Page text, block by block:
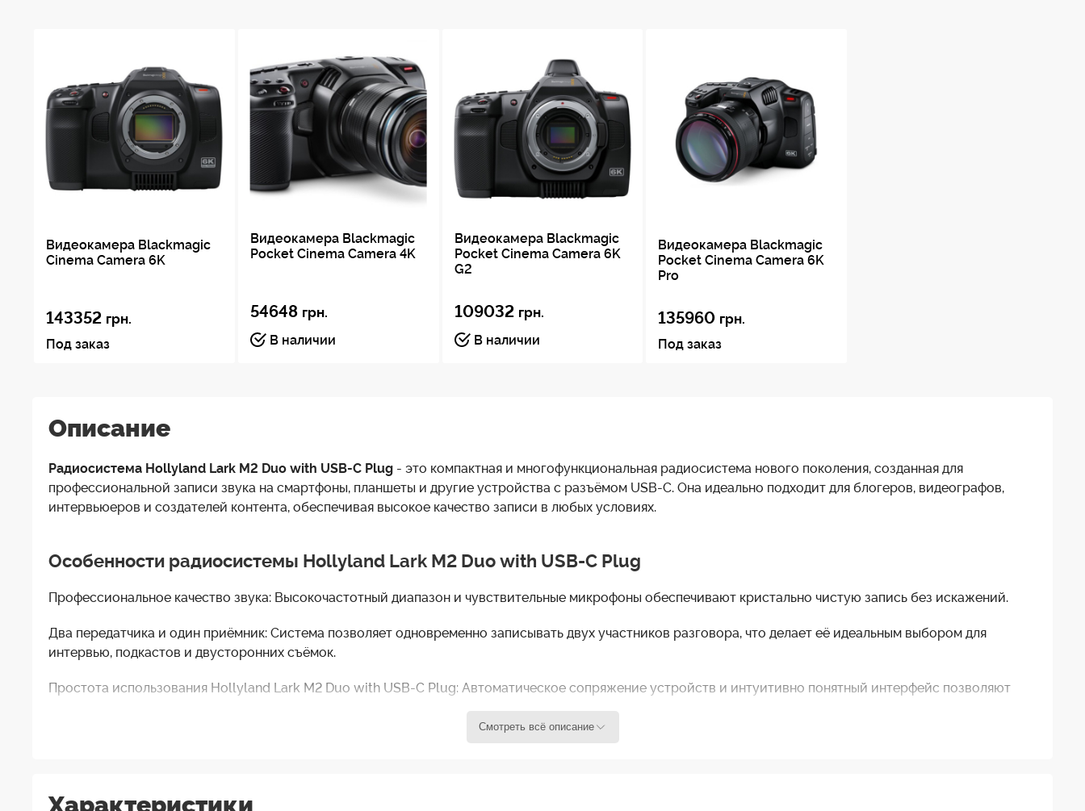
Видеокамера Blackmagic
Cinema Camera 6K
143352 грн.
Под заказ
Видеокамера Blackmagic
Pocket Cinema Camera 4K
54648 грн.
В наличии
Видеокамера Blackmagic
Pocket Cinema Camera 6K
G2
109032 грн.
В наличии
Видеокамера Blackmagic
Pocket Cinema Camera 6K
Pro
135960 грн.
Под заказ
Описание
Радиосистема Hollyland Lark M2 Duo with USB-C Plug - это компактная и многофункциональная радиосистема нового поколения, созданная для
профессиональной записи звука на смартфоны, планшеты и другие устройства с разъёмом USB-C. Она идеально подходит для блогеров, видеографов,
интервьюеров и создателей контента, обеспечивая высокое качество записи в любых условиях.
Особенности радиосистемы Hollyland Lark M2 Duo with USB-C Plug
Профессиональное качество звука: Высокочастотный диапазон и чувствительные микрофоны обеспечивают кристально чистую запись без искажений.
Два передатчика и один приёмник: Система позволяет одновременно записывать двух участников разговора, что делает её идеальным выбором для
интервью, подкастов и двусторонних съёмок.
Простота использования Hollyland Lark M2 Duo with USB-C Plug: Автоматическое сопряжение устройств и интуитивно понятный интерфейс позволяют
Компактный и портативный дизайн: Лёгкая конструкция и удобный кейс для хранения и зарядки позволяют брать систему с собой в любое место.
Смотреть всё описание
Характеристики